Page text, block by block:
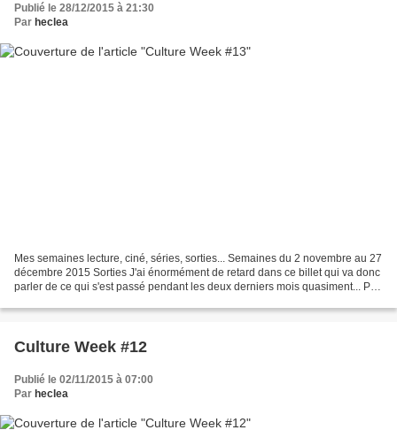
Publié le 28/12/2015 à 21:30
Par heclea
Mes semaines lecture, ciné, séries, sorties... Semaines du 2 novembre au 27
décembre 2015 Sorties J'ai énormément de retard dans ce billet qui va donc
parler de ce qui s'est passé pendant les deux derniers mois quasiment... Peu
Culture Week #12
Publié le 02/11/2015 à 07:00
Par heclea